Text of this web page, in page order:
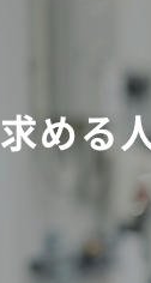
求める